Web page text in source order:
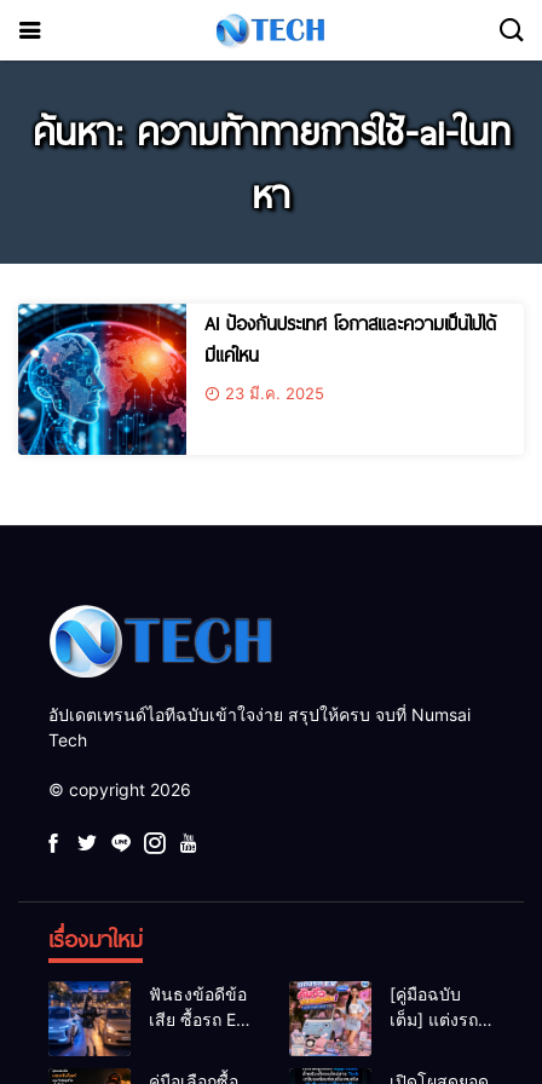
ค้นหา: ความท้าทายการใช้-ai-ในท
หา
AI ป้องกันประเทศ โอกาสและความเป็นไปได้
มีแค่ใหน
23 มี.ค. 2025
อัปเดตเทรนด์ไอทีฉบับเข้าใจง่าย สรุปให้ครบ จบที่ Numsai
Tech
© copyright 2026
เรื่องมาใหม่
ฟันธงข้อดีข้อ
เสีย ซื้อรถ EV
Eco Car ช่วง
[คู่มือฉบับ
เต็ม] แต่งรถ
Y2K! งบหลัก